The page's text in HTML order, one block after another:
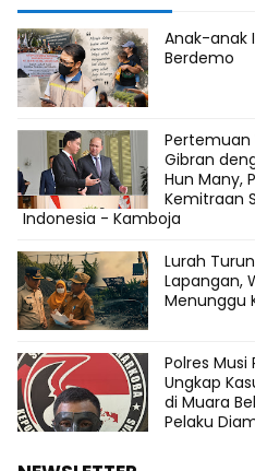
Anak-anak
Berdemo
Pertemuan
Gibran
Hun Many,
Kemitraan
Indonesia - Kamboja
Lurah
Lapangan,
Menunggu
Polres Musi
Ungkap
di Muara
Pelaku